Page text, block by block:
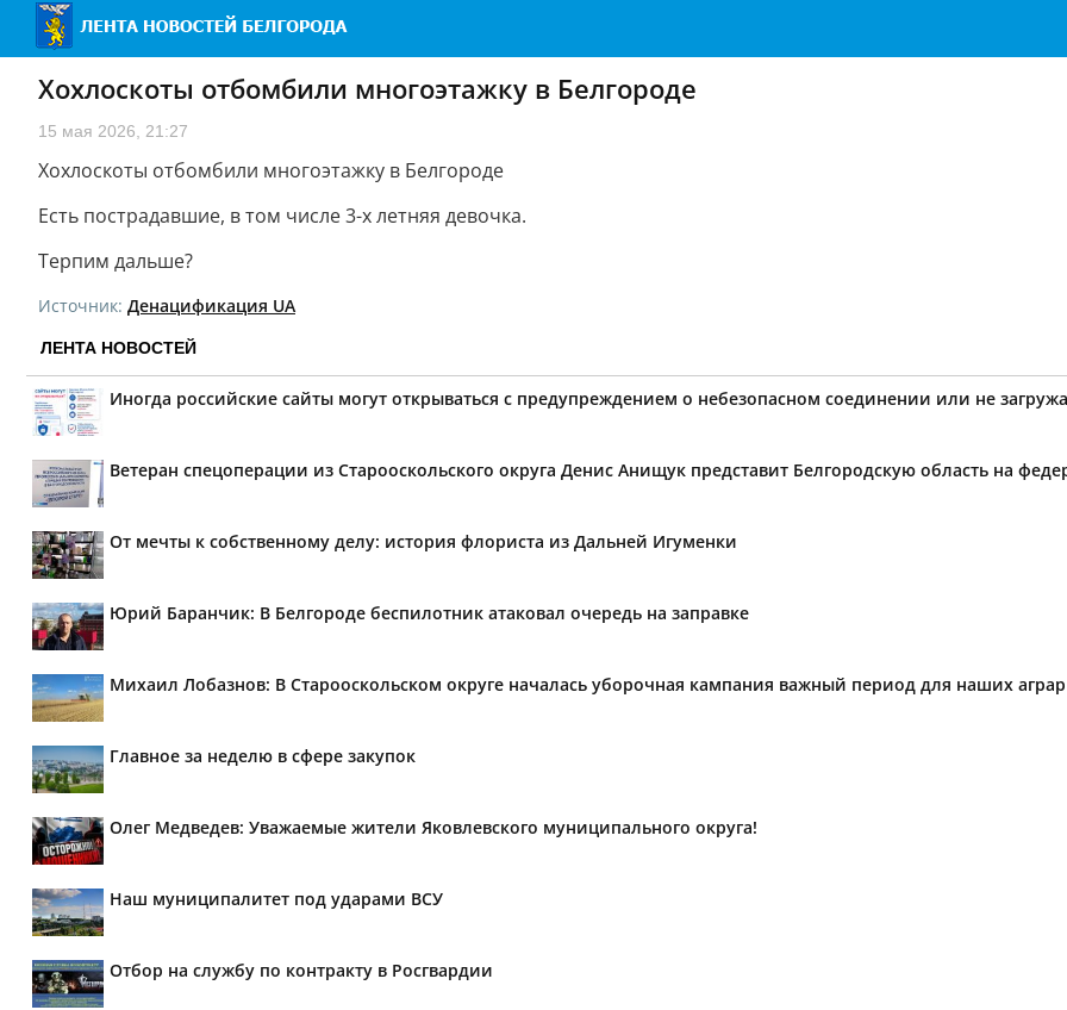
Хохлоскоты отбомбили многоэтажку в Белгороде
15 мая 2026, 21:27
Хохлоскоты отбомбили многоэтажку в Белгороде
Есть пострадавшие, в том числе 3-х летняя девочка.
Терпим дальше?
Источник: Денацификация UA
ЛЕНТА НОВОСТЕЙ
Иногда российские сайты могут открываться с предупреждением о небезопасном соединении или не
Ветеран спецоперации из Старооскольского округа Денис Анищук представит Белгородскую область на
От мечты к собственному делу: история флориста из Дальней Игуменки
Юрий Баранчик: В Белгороде беспилотник атаковал очередь на заправке
Михаил Лобазнов: В Старооскольском округе началась уборочная кампания важный период для наших
Главное за неделю в сфере закупок
Олег Медведев: Уважаемые жители Яковлевского муниципального округа!
Наш муниципалитет под ударами ВСУ
Отбор на службу по контракту в Росгвардии